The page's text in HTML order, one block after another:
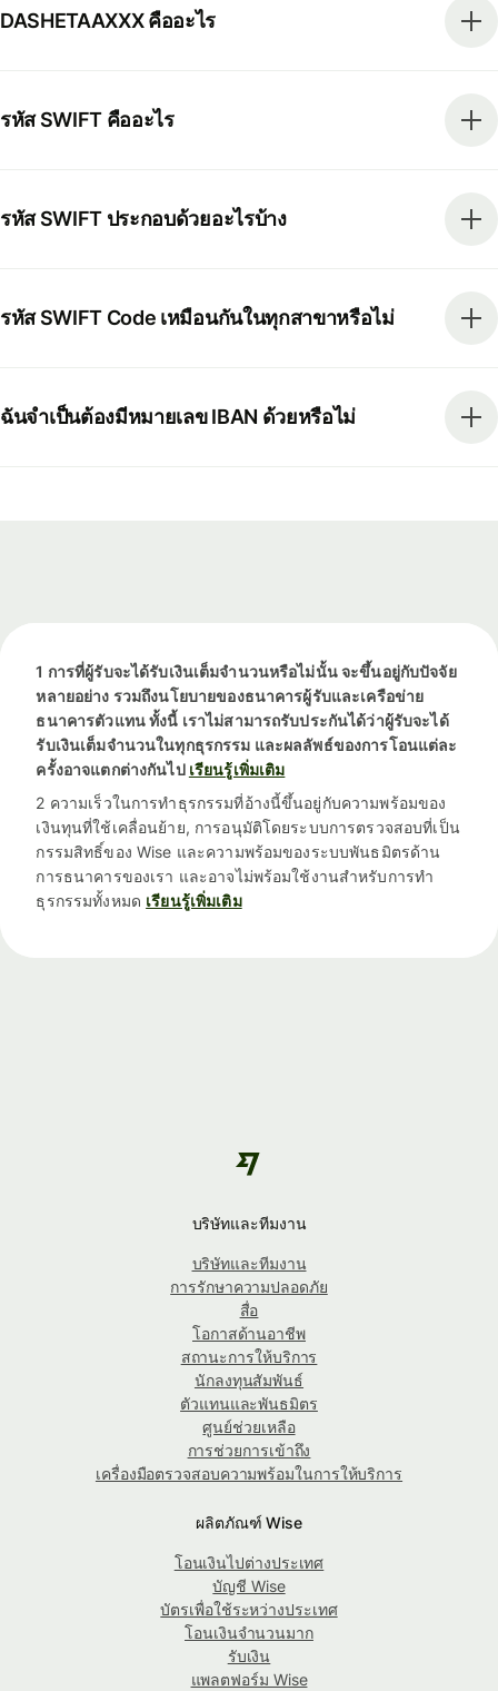
DASHETAAXXX คืออะไร
รหัส SWIFT คืออะไร
รหัส SWIFT ประกอบด้วยอะไรบ้าง
รหัส SWIFT Code เหมือนกันในทุกสาขาหรือไม่
ฉันจำเป็นต้องมีหมายเลข IBAN ด้วยหรือไม่
1 การที่ผู้รับจะได้รับเงินเต็มจำนวนหรือไม่นั้น จะขึ้นอยู่กับปัจจัย
หลายอย่าง รวมถึงนโยบายของธนาคารผู้รับและเครือข่าย
ธนาคารตัวแทน ทั้งนี้ เราไม่สามารถรับประกันได้ว่าผู้รับจะได้
รับเงินเต็มจำนวนในทุกธุรกรรม และผลลัพธ์ของการโอนแต่ละ
ครั้งอาจแตกต่างกันไป เรียนรู้เพิ่มเติม
2 ความเร็วในการทำธุรกรรมที่อ้างนี้ขึ้นอยู่กับความพร้อมของ
เงินทุนที่ใช้เคลื่อนย้าย, การอนุมัติโดยระบบการตรวจสอบที่เป็น
กรรมสิทธิ์ของ Wise และความพร้อมของระบบพันธมิตรด้าน
การธนาคารของเรา และอาจไม่พร้อมใช้งานสำหรับการทำ
ธุรกรรมทั้งหมด เรียนรู้เพิ่มเติม
บริษัทและทีมงาน
บริษัทและทีมงาน
การรักษาความปลอดภัย
สื่อ
โอกาสด้านอาชีพ
สถานะการให้บริการ
นักลงทุนสัมพันธ์
ตัวแทนและพันธมิตร
ศูนย์ช่วยเหลือ
การช่วยการเข้าถึง
เครื่องมือตรวจสอบความพร้อมในการให้บริการ
ผลิตภัณฑ์ Wise
โอนเงินไปต่างประเทศ
บัญชี Wise
บัตรเพื่อใช้ระหว่างประเทศ
โอนเงินจำนวนมาก
รับเงิน
แพลตฟอร์ม Wise